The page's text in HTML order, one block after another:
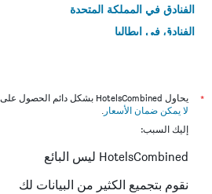
الفنادق في المملكة المتحدة
الفنادق في إيطاليا
*
يحاول HotelsCombined بشكل دائم الحصول على الأسعار الدقيقة، ولكن
لا يمكن ضمان الأسعار .
إليك السبب:
HotelsCombined ليس البائع
نقوم بتجميع الكثير من البيانات لك